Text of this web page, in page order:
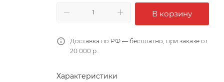
В корзину
Доставка по РФ — бесплатно, при заказе от
20 000 р.
Характеристики